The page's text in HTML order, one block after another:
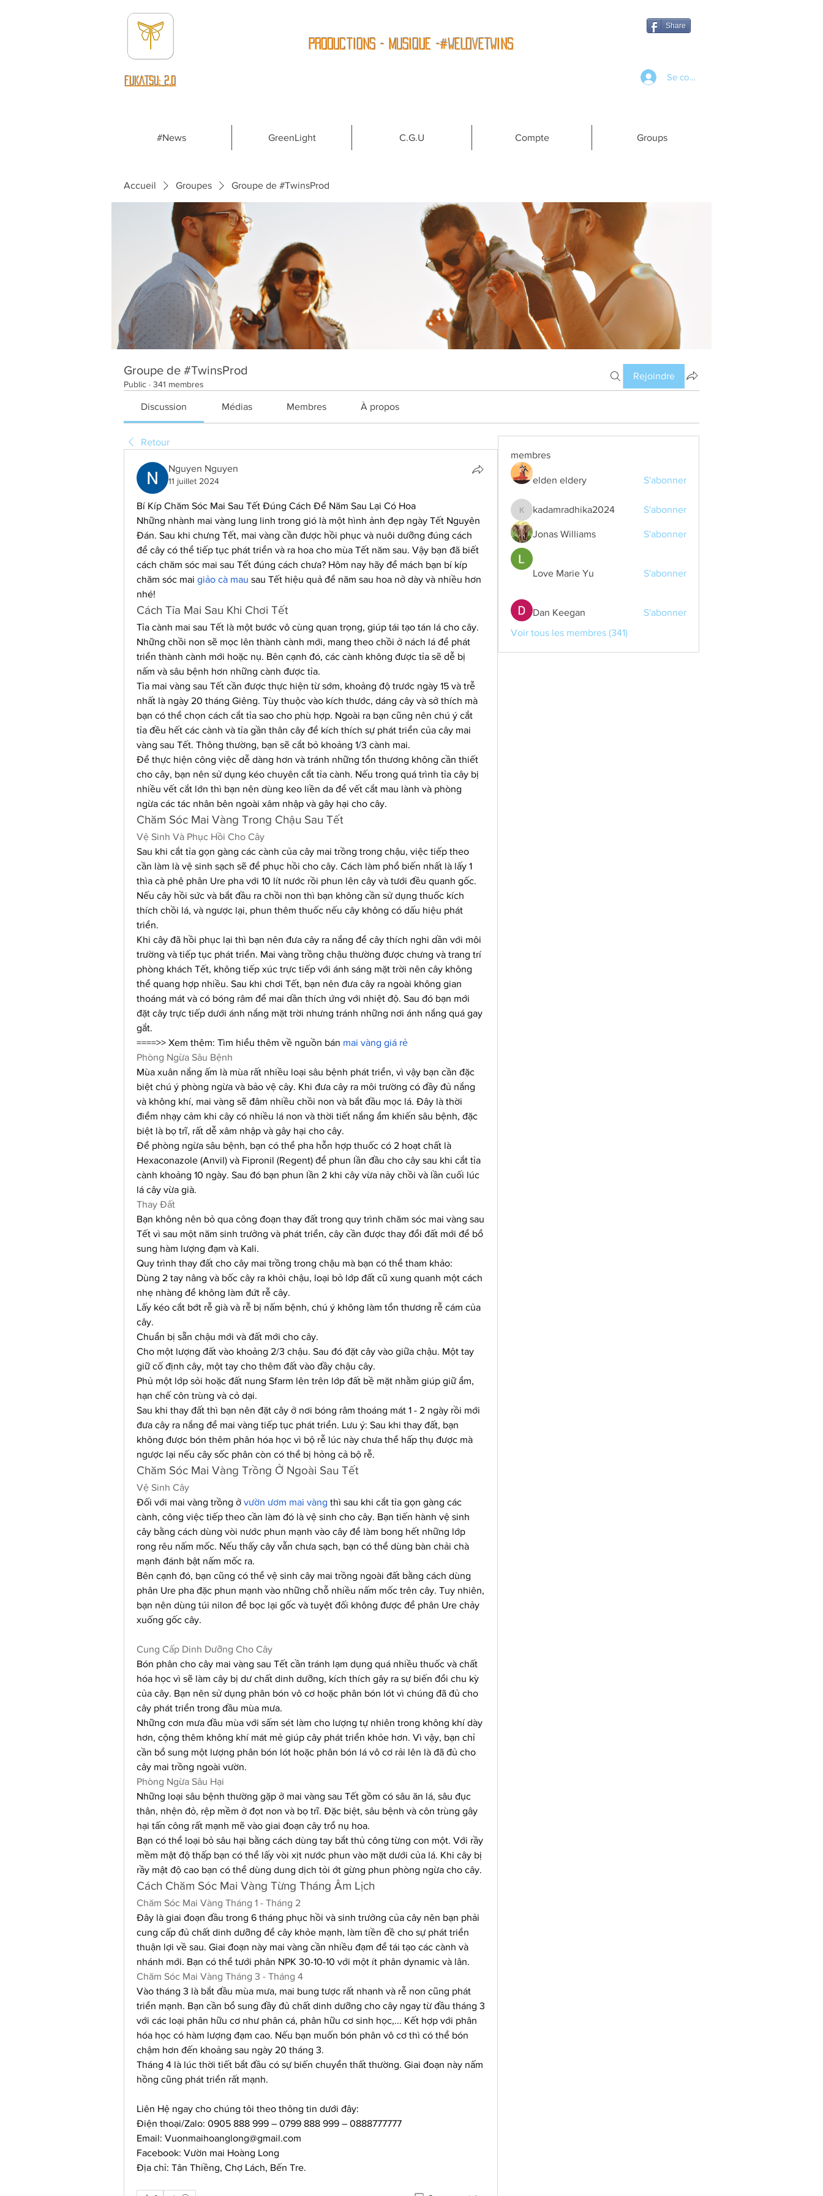
fUKATSU: 2.0
Share
Productions - Musique -#WeLoveTwins
Se connecter
#News GreenLight C.G.U Compte Groups
Accueil Groupes Groupe de #TwinsProd
Groupe de #TwinsProd
Public · 341 membres
Rejoindre
Discussion Médias Membres À propos
Retour
Nguyen Nguyen
11 juillet 2024
Bí Kíp Chăm Sóc Mai Sau Tết Đúng Cách Để Năm Sau Lại Có Hoa
Những nhành mai vàng lung linh trong gió là một hình ảnh đẹp ngày Tết Nguyên
Đán. Sau khi chưng Tết, mai vàng cần được hồi phục và nuôi dưỡng đúng cách
để cây có thể tiếp tục phát triển và ra hoa cho mùa Tết năm sau. Vậy bạn đã biết
cách chăm sóc mai sau Tết đúng cách chưa? Hôm nay hãy để mách bạn bí kíp
chăm sóc mai giảo cà mau sau Tết hiệu quả để năm sau hoa nở dày và nhiều hơn
nhé!
Cách Tỉa Mai Sau Khi Chơi Tết
Tỉa cành mai sau Tết là một bước vô cùng quan trọng, giúp tái tạo tán lá cho cây.
Những chồi non sẽ mọc lên thành cành mới, mang theo chồi ở nách lá để phát
triển thành cành mới hoặc nụ. Bên cạnh đó, các cành không được tỉa sẽ dễ bị
nấm và sâu bệnh hơn những cành được tỉa.
Tỉa mai vàng sau Tết cần được thực hiện từ sớm, khoảng độ trước ngày 15 và trễ
nhất là ngày 20 tháng Giêng. Tùy thuộc vào kích thước, dáng cây và sở thích mà
bạn có thể chọn cách cắt tỉa sao cho phù hợp. Ngoài ra bạn cũng nên chú ý cắt
tỉa đều hết các cành và tỉa gần thân cây để kích thích sự phát triển của cây mai
vàng sau Tết. Thông thường, bạn sẽ cắt bỏ khoảng 1/3 cành mai.
Để thực hiện công việc dễ dàng hơn và tránh những tổn thương không cần thiết
cho cây, bạn nên sử dụng kéo chuyên cắt tỉa cành. Nếu trong quá trình tỉa cây bị
nhiều vết cắt lớn thì bạn nên dùng keo liền da để vết cắt mau lành và phòng
ngừa các tác nhân bên ngoài xâm nhập và gây hại cho cây.
Chăm Sóc Mai Vàng Trong Chậu Sau Tết
Vệ Sinh Và Phục Hồi Cho Cây
Sau khi cắt tỉa gọn gàng các cành của cây mai trồng trong chậu, việc tiếp theo
cần làm là vệ sinh sạch sẽ để phục hồi cho cây. Cách làm phổ biến nhất là lấy 1
thìa cà phê phân Ure pha với 10 lít nước rồi phun lên cây và tưới đều quanh gốc.
Nếu cây hồi sức và bắt đầu ra chồi non thì bạn không cần sử dụng thuốc kích
thích chồi lá, và ngược lại, phun thêm thuốc nếu cây không có dấu hiệu phát
triển.
Khi cây đã hồi phục lại thì bạn nên đưa cây ra nắng để cây thích nghi dần với môi
trường và tiếp tục phát triển. Mai vàng trồng chậu thường được chưng và trang trí
phòng khách Tết, không tiếp xúc trực tiếp với ánh sáng mặt trời nên cây không
thể quang hợp nhiều. Sau khi chơi Tết, bạn nên đưa cây ra ngoài không gian
thoáng mát và có bóng râm để mai dần thích ứng với nhiệt độ. Sau đó bạn mới
đặt cây trực tiếp dưới ánh nắng mặt trời nhưng tránh những nơi ánh nắng quá gay
gắt.
====>> Xem thêm: Tìm hiểu thêm về nguồn bán mai vàng giá rẻ
Phòng Ngừa Sâu Bệnh
Mùa xuân nắng ấm là mùa rất nhiều loại sâu bệnh phát triển, vì vậy bạn cần đặc
biệt chú ý phòng ngừa và bảo vệ cây. Khi đưa cây ra môi trường có đầy đủ nắng
và không khí, mai vàng sẽ đâm nhiều chồi non và bắt đầu mọc lá. Đây là thời
điểm nhạy cảm khi cây có nhiều lá non và thời tiết nắng ẩm khiến sâu bệnh, đặc
biệt là bọ trĩ, rất dễ xâm nhập và gây hại cho cây.
Để phòng ngừa sâu bệnh, bạn có thể pha hỗn hợp thuốc có 2 hoạt chất là
Hexaconazole (Anvil) và Fipronil (Regent) để phun lần đầu cho cây sau khi cắt tỉa
cành khoảng 10 ngày. Sau đó bạn phun lần 2 khi cây vừa nảy chồi và lần cuối lúc
lá cây vừa già.
Thay Đất
Bạn không nên bỏ qua công đoạn thay đất trong quy trình chăm sóc mai vàng sau
Tết vì sau một năm sinh trưởng và phát triển, cây cần được thay đổi đất mới để bổ
sung hàm lượng đạm và Kali.
Quy trình thay đất cho cây mai trồng trong chậu mà bạn có thể tham khảo:
Dùng 2 tay nâng và bốc cây ra khỏi chậu, loại bỏ lớp đất cũ xung quanh một cách
nhẹ nhàng để không làm đứt rễ cây.
Lấy kéo cắt bớt rễ già và rễ bị nấm bệnh, chú ý không làm tổn thương rễ cám của
cây.
Chuẩn bị sẵn chậu mới và đất mới cho cây.
Cho một lượng đất vào khoảng 2/3 chậu. Sau đó đặt cây vào giữa chậu. Một tay
giữ cố định cây, một tay cho thêm đất vào đầy chậu cây.
Phủ một lớp sỏi hoặc đất nung Sfarm lên trên lớp đất bề mặt nhằm giúp giữ ẩm,
hạn chế côn trùng và cỏ dại.
Sau khi thay đất thì bạn nên đặt cây ở nơi bóng râm thoáng mát 1 - 2 ngày rồi mới
đưa cây ra nắng để mai vàng tiếp tục phát triển. Lưu ý: Sau khi thay đất, bạn
không được bón thêm phân hóa học vì bộ rễ lúc này chưa thể hấp thụ được mà
ngược lại nếu cây sốc phân còn có thể bị hỏng cả bộ rễ.
Chăm Sóc Mai Vàng Trồng Ở Ngoài Sau Tết
Vệ Sinh Cây
Đối với mai vàng trồng ở vườn ươm mai vàng thì sau khi cắt tỉa gọn gàng các
cành, công việc tiếp theo cần làm đó là vệ sinh cho cây. Bạn tiến hành vệ sinh
cây bằng cách dùng vòi nước phun mạnh vào cây để làm bong hết những lớp
rong rêu nấm mốc. Nếu thấy cây vẫn chưa sạch, bạn có thể dùng bàn chải chà
mạnh đánh bật nấm mốc ra.
Bên cạnh đó, bạn cũng có thể vệ sinh cây mai trồng ngoài đất bằng cách dùng
phân Ure pha đặc phun mạnh vào những chỗ nhiều nấm mốc trên cây. Tuy nhiên,
bạn nên dùng túi nilon để bọc lại gốc và tuyệt đối không được để phân Ure chảy
xuống gốc cây.
Cung Cấp Dinh Dưỡng Cho Cây
Bón phân cho cây mai vàng sau Tết cần tránh lạm dụng quá nhiều thuốc và chất
hóa học vì sẽ làm cây bị dư chất dinh dưỡng, kích thích gây ra sự biến đổi chu kỳ
của cây. Bạn nên sử dụng phân bón vô cơ hoặc phân bón lót vì chúng đã đủ cho
cây phát triển trong đầu mùa mưa.
Những cơn mưa đầu mùa với sấm sét làm cho lượng tự nhiên trong không khí dày
hơn, cộng thêm không khí mát mẻ giúp cây phát triển khỏe hơn. Vì vậy, bạn chỉ
cần bổ sung một lượng phân bón lót hoặc phân bón lá vô cơ rải lên là đã đủ cho
cây mai trồng ngoài vườn.
Phòng Ngừa Sâu Hại
Những loại sâu bệnh thường gặp ở mai vàng sau Tết gồm có sâu ăn lá, sâu đục
thân, nhện đỏ, rệp mềm ở đọt non và bọ trĩ. Đặc biệt, sâu bệnh và côn trùng gây
hại tấn công rất mạnh mẽ vào giai đoạn cây trổ nụ hoa.
Bạn có thể loại bỏ sâu hại bằng cách dùng tay bắt thủ công từng con một. Với rầy
mềm mật độ thấp bạn có thể lấy vòi xịt nước phun vào mặt dưới của lá. Khi cây bị
rầy mật độ cao bạn có thể dùng dung dịch tỏi ớt gừng phun phòng ngừa cho cây.
Cách Chăm Sóc Mai Vàng Từng Tháng Âm Lịch
Chăm Sóc Mai Vàng Tháng 1 - Tháng 2
Đây là giai đoạn đầu trong 6 tháng phục hồi và sinh trưởng của cây nên bạn phải
cung cấp đủ chất dinh dưỡng để cây khỏe mạnh, làm tiền đề cho sự phát triển
thuận lợi về sau. Giai đoạn này mai vàng cần nhiều đạm để tái tạo các cành và
nhánh mới. Bạn có thể tưới phân NPK 30-10-10 với một ít phân dynamic và lân.
Chăm Sóc Mai Vàng Tháng 3 - Tháng 4
Vào tháng 3 là bắt đầu mùa mưa, mai bung tược rất nhanh và rễ non cũng phát
triển mạnh. Bạn cần bổ sung đầy đủ chất dinh dưỡng cho cây ngay từ đầu tháng 3
với các loại phân hữu cơ như phân cá, phân hữu cơ sinh học,... Kết hợp với phân
hóa học có hàm lượng đạm cao. Nếu bạn muốn bón phân vô cơ thì có thể bón
chậm hơn đến khoảng sau ngày 20 tháng 3.
Tháng 4 là lúc thời tiết bắt đầu có sự biến chuyển thất thường. Giai đoạn này nấm
hồng cũng phát triển rất mạnh.
Liên Hệ ngay cho chúng tôi theo thông tin dưới đây:
Điện thoại/Zalo: 0905 888 999 – 0799 888 999 – 0888777777
Email: Vuonmaihoanglong@gmail.com
Facebook: Vườn mai Hoàng Long
Địa chỉ: Tân Thiềng, Chợ Lách, Bến Tre.
membres
elden eldery S'abonner
kadamradhika2024
kadamradhika2024 S'abonner
Jonas Williams S'abonner
Love Marie Yu S'abonner
Dan Keegan
S'abonner
Voir tous les membres (341)